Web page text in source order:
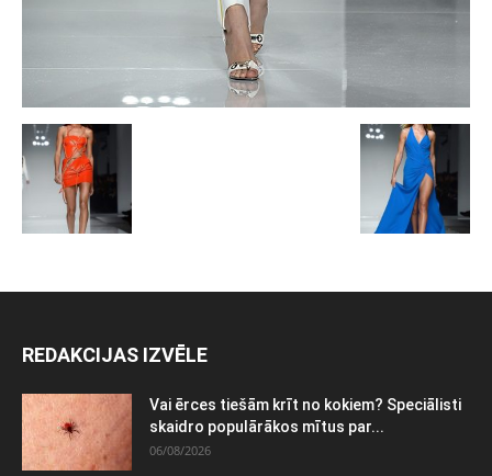
REDAKCIJAS IZVĒLE
Vai ērces tiešām krīt no kokiem? Speciālisti
skaidro populārākos mītus par...
06/08/2026